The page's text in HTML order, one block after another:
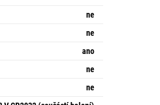
ne
ne
ano
ne
ne